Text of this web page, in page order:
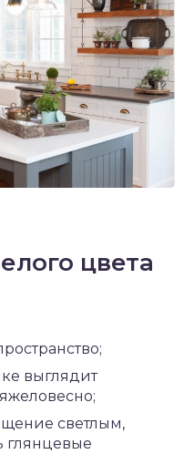
цвета
выглядит
светлым,
глянцевые